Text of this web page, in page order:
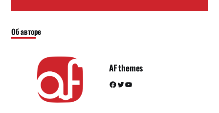
Об авторе
AF themes
Facebook Twitter YouTube